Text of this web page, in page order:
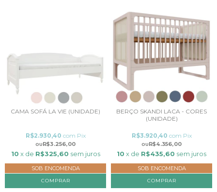
CAMA SOFÁ LA VIE (UNIDADE)
R$3.256,00
R$2.930,40 com Pix
10 x de R$325,60 sem juros
SOB ENCOMENDA
COMPRAR
BERÇO SKANDI LACA - CORES
(UNIDADE)
R$4.356,00
R$3.920,40 com Pix
10 x de R$435,60 sem juros
SOB ENCOMENDA
COMPRAR